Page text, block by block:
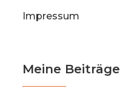
Impressum
Meine Beiträge